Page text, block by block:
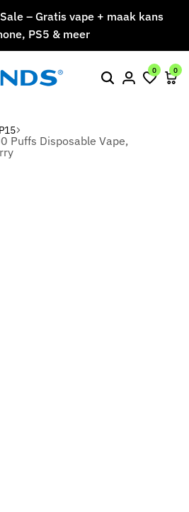
– Gratis vape + maak kans
PS5 & meer
0 0
Puffs Disposable Vape,